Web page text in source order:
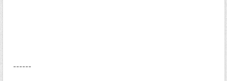
------